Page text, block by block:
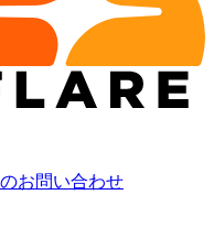
お問い合わせ